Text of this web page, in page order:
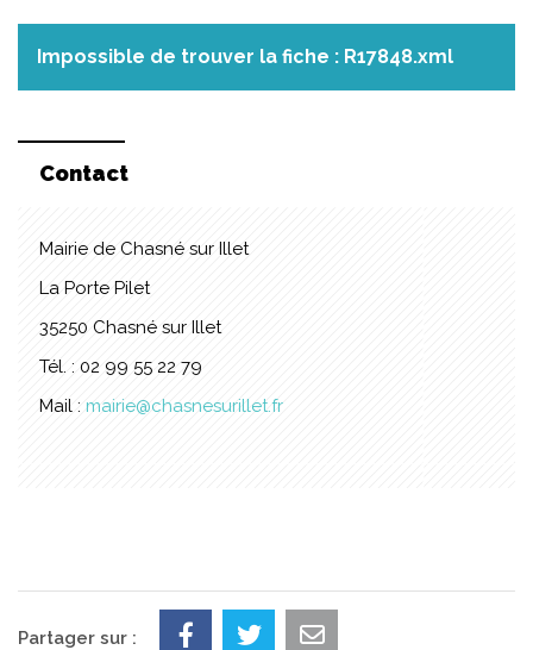
Impossible de trouver la fiche : R17848.xml
Contact
Mairie de Chasné sur Illet
La Porte Pilet
35250 Chasné sur Illet
Tél. : 02 99 55 22 79
Mail : mairie@chasnesurillet.fr
Partager sur :